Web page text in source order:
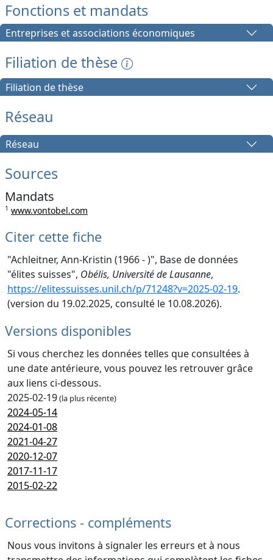
Fonctions et mandats
Entreprises et associations économiques
Filiation de thèse
Filiation de thèse
Réseau
Réseau
Sources
Mandats
1 www.vontobel.com
Citer cette fiche
"Achleitner, Ann-Kristin (1966 - )", Base de données
"élites suisses", Obélis, Université de Lausanne,
https://elitessuisses.unil.ch/p/71248?v=2025-02-19.
(version du 19.02.2025, consulté le 10.08.2026).
Versions disponibles
Si vous cherchez les données telles que consultées à
une date antérieure, vous pouvez les retrouver grâce
aux liens ci-dessous.
2025-02-19(la plus récente)
2024-05-14
2024-01-08
2021-04-27
2020-12-07
2017-11-17
2015-02-22
Corrections - compléments
Nous vous invitons à signaler les erreurs et à nous